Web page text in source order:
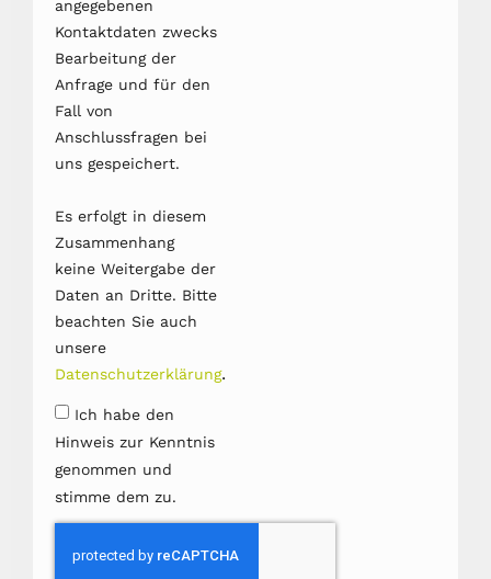
angegebenen
Kontaktdaten zwecks
Bearbeitung der
Anfrage und für den
Fall von
Anschlussfragen bei
uns gespeichert.
Es erfolgt in diesem
Zusammenhang
keine Weitergabe der
Daten an Dritte. Bitte
beachten Sie auch
unsere
Datenschutzerklärung.
Ich habe den
Hinweis zur Kenntnis
genommen und
stimme dem zu.